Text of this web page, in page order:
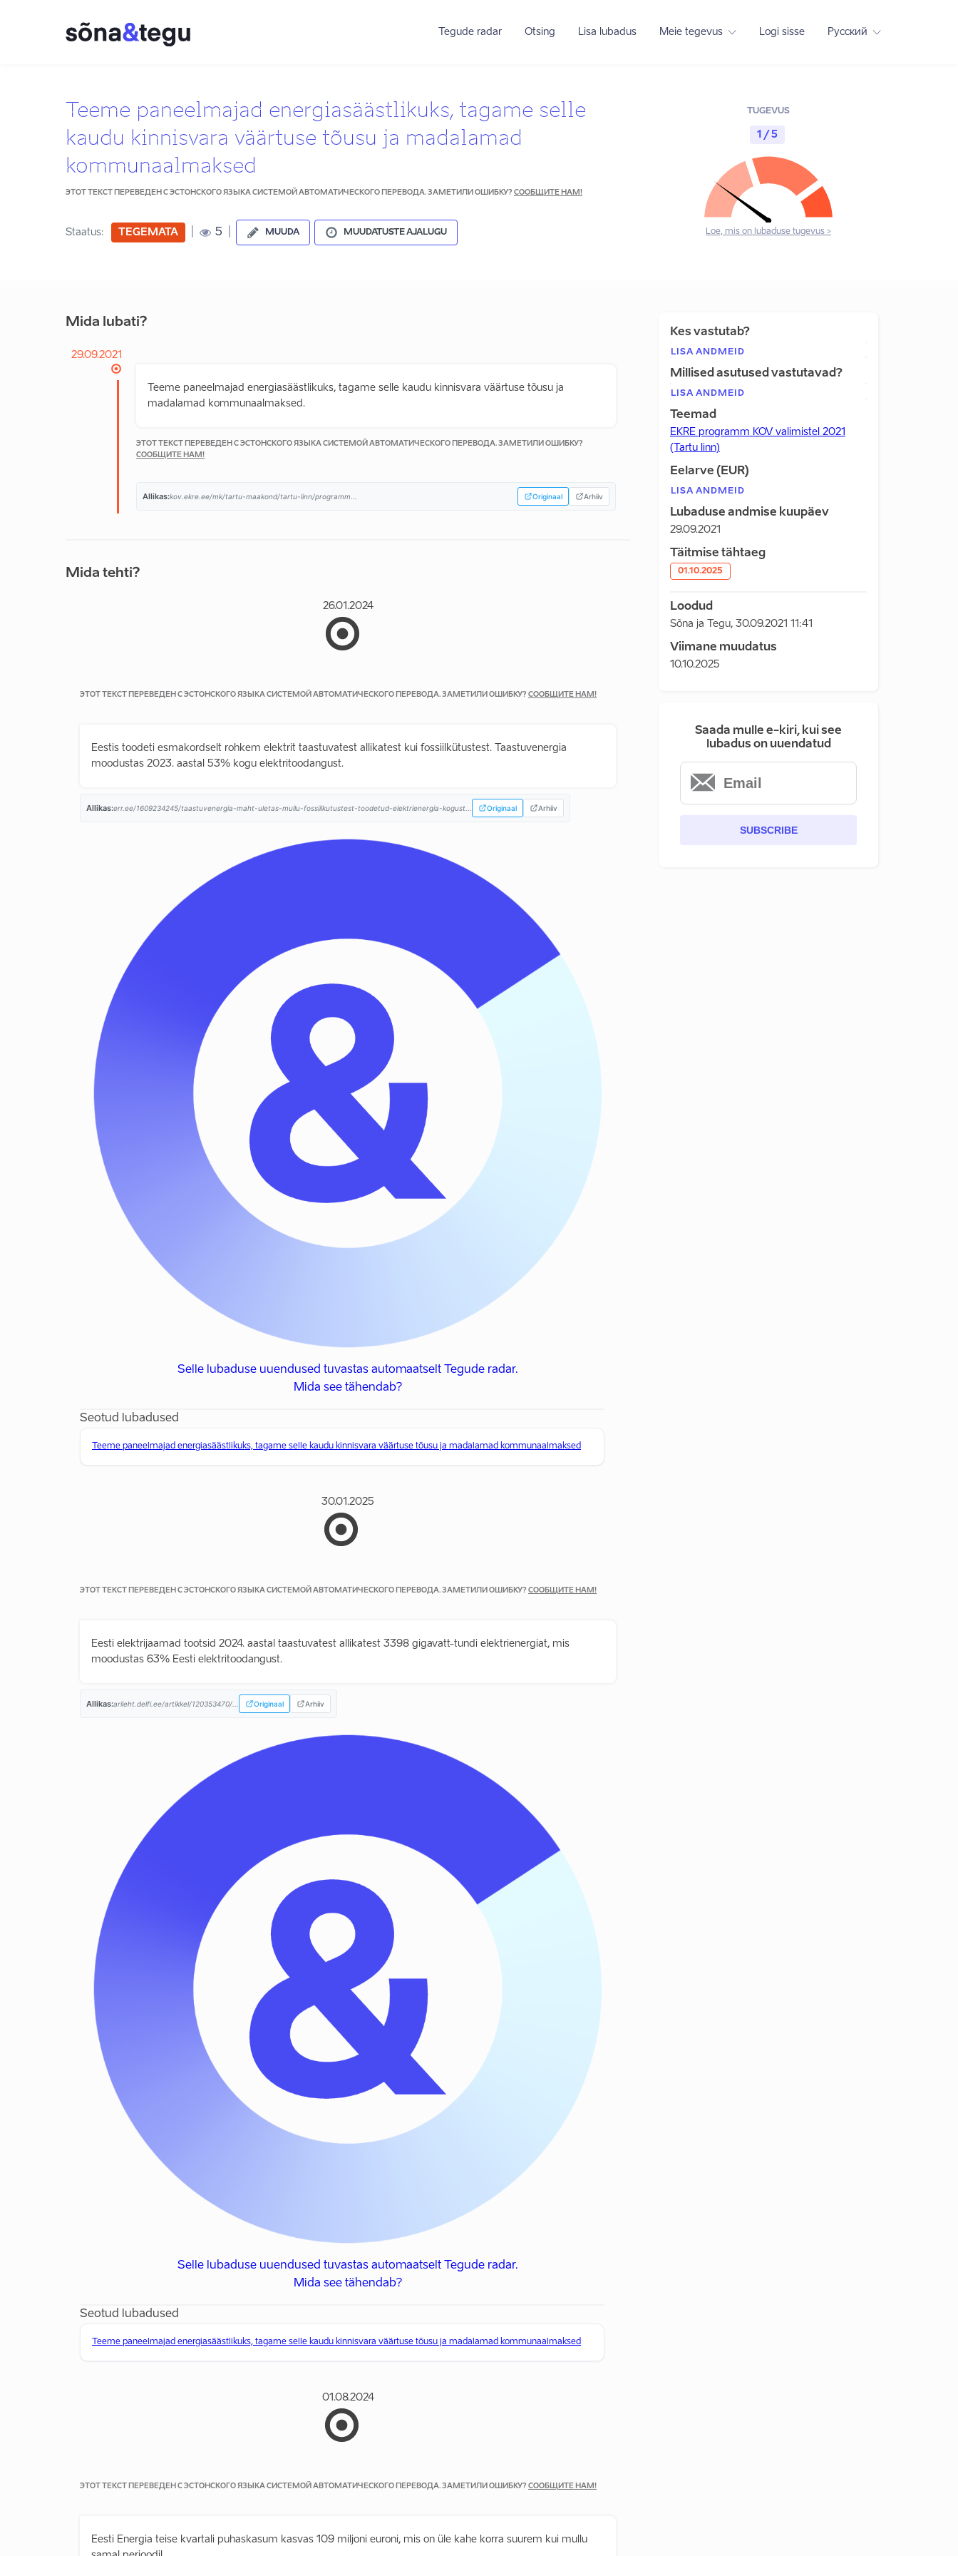
Tegude radar Otsing Lisa lubadus Meie tegevus Logi sisse Русский
Teeme paneelmajad energiasäästlikuks, tagame selle
kaudu kinnisvara väärtuse tõusu ja madalamad
kommunaalmaksed
ЭТОТ ТЕКСТ ПЕРЕВЕДЕН С ЭСТОНСКОГО ЯЗЫКА СИСТЕМОЙ АВТОМАТИЧЕСКОГО ПЕРЕВОДА. ЗАМЕТИЛИ ОШИБКУ? СООБЩИТЕ НАМ!
Staatus: TEGEMATA 5 MUUDA MUUDATUSTE AJALUGU
TUGEVUS
1 / 5
Loe, mis on lubaduse tugevus >
Mida lubati?
29.09.2021
Teeme paneelmajad energiasäästlikuks, tagame selle kaudu kinnisvara väärtuse tõusu ja
madalamad kommunaalmaksed.
ЭТОТ ТЕКСТ ПЕРЕВЕДЕН С ЭСТОНСКОГО ЯЗЫКА СИСТЕМОЙ АВТОМАТИЧЕСКОГО ПЕРЕВОДА. ЗАМЕТИЛИ ОШИБКУ?
СООБЩИТЕ НАМ!
Allikas:kov.ekre.ee/mk/tartu-maakond/tartu-linn/programm... Originaal Arhiiv
Mida tehti?
26.01.2024
ЭТОТ ТЕКСТ ПЕРЕВЕДЕН С ЭСТОНСКОГО ЯЗЫКА СИСТЕМОЙ АВТОМАТИЧЕСКОГО ПЕРЕВОДА. ЗАМЕТИЛИ ОШИБКУ? СООБЩИТЕ НАМ!
Eestis toodeti esmakordselt rohkem elektrit taastuvatest allikatest kui fossiilkütustest. Taastuvenergia
moodustas 2023. aastal 53% kogu elektritoodangust.
Allikas:err.ee/1609234245/taastuvenergia-maht-uletas-mullu-fossiilkutustest-toodetud-elektrienergia-kogust... Originaal Arhiiv
Selle lubaduse uuendused tuvastas automaatselt Tegude radar.
Mida see tähendab?
Seotud lubadused
Teeme paneelmajad energiasäästlikuks, tagame selle kaudu kinnisvara väärtuse tõusu ja madalamad kommunaalmaksed
30.01.2025
ЭТОТ ТЕКСТ ПЕРЕВЕДЕН С ЭСТОНСКОГО ЯЗЫКА СИСТЕМОЙ АВТОМАТИЧЕСКОГО ПЕРЕВОДА. ЗАМЕТИЛИ ОШИБКУ? СООБЩИТЕ НАМ!
Eesti elektrijaamad tootsid 2024. aastal taastuvatest allikatest 3398 gigavatt-tundi elektrienergiat, mis
moodustas 63% Eesti elektritoodangust.
Allikas:arileht.delfi.ee/artikkel/120353470/... Originaal Arhiiv
Selle lubaduse uuendused tuvastas automaatselt Tegude radar.
Mida see tähendab?
Seotud lubadused
Teeme paneelmajad energiasäästlikuks, tagame selle kaudu kinnisvara väärtuse tõusu ja madalamad kommunaalmaksed
01.08.2024
ЭТОТ ТЕКСТ ПЕРЕВЕДЕН С ЭСТОНСКОГО ЯЗЫКА СИСТЕМОЙ АВТОМАТИЧЕСКОГО ПЕРЕВОДА. ЗАМЕТИЛИ ОШИБКУ? СООБЩИТЕ НАМ!
Eesti Energia teise kvartali puhaskasum kasvas 109 miljoni euroni, mis on üle kahe korra suurem kui mullu
Kes vastutab?
LISA ANDMEID
Millised asutused vastutavad?
LISA ANDMEID
Teemad
EKRE programm KOV valimistel 2021
(Tartu linn)
Eelarve (EUR)
LISA ANDMEID
Lubaduse andmise kuupäev
29.09.2021
Täitmise tähtaeg
01.10.2025
Loodud
Sõna ja Tegu, 30.09.2021 11:41
Viimane muudatus
10.10.2025
Saada mulle e-kiri, kui see
lubadus on uuendatud
SUBSCRIBE